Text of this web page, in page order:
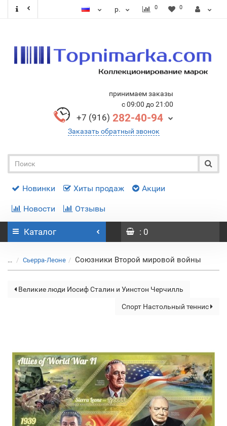
р. 0 0
принимаем заказы
с 09:00 до 21:00
+7 (916) 282-40-94
Заказать обратный звонок
Новинки Хиты продаж Акции
Новости Отзывы
Каталог : 0
... Сьерра-Леоне Союзники Второй мировой войны
Великие люди Иосиф Сталин и Уинстон Черчилль
Спорт Настольный теннис